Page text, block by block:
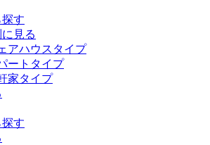
す
見る
アハウスタイプ
ートタイプ
家タイプ
す